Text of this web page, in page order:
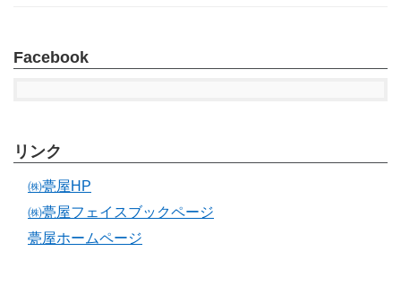
Facebook
リンク
㈱甍屋HP
㈱甍屋フェイスブックページ
甍屋ホームページ